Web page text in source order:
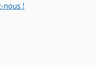
nous !